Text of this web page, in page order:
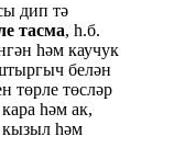
дип тә
тасма, һ.б.
һәм каучук
белән
төрле төсләр
һәм ак,
кызыл һәм